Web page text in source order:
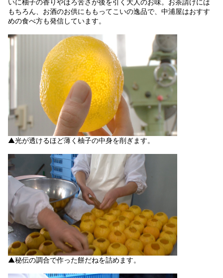
もちろん、お酒のお供にももってこいの逸品で、中浦屋はおすす
めの食べ方も発信しています。
▲光が透けるほど薄く柚子の中身を削ぎます。
▲秘伝の調合で作った餅だねを詰めます。